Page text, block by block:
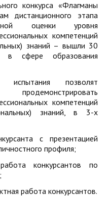
году 2026-2027
конкурса «Флагманы
дистанционного этапа
оценки уровня
компетенций
знаний – вышли 30
в сфере образования
испытания позволят
компетенций
знаний, в 3-х
с презентацией
профиля;
конкурсантов по
работа конкурсантов.